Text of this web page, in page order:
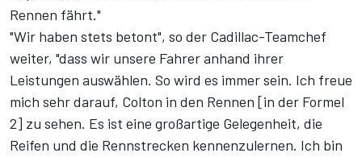
Rennen fährt."
"Wir haben stets betont", so der Cadillac-Teamchef
weiter, "dass wir unsere Fahrer anhand ihrer
Leistungen auswählen. So wird es immer sein. Ich freue
mich sehr darauf, Colton in den Rennen [in der Formel
2] zu sehen. Es ist eine großartige Gelegenheit, die
Reifen und die Rennstrecken kennenzulernen. Ich bin